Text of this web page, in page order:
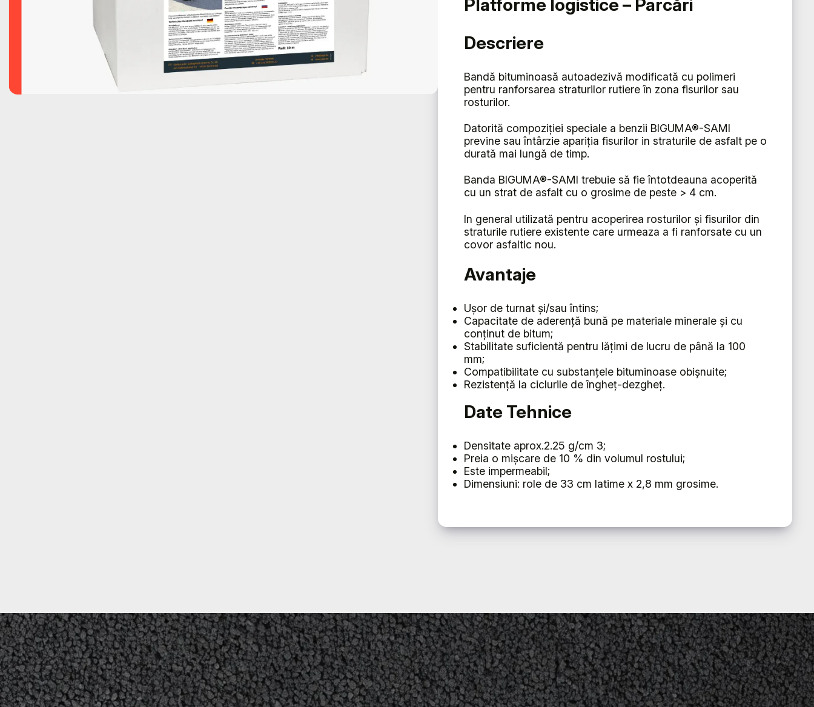
Platforme logistice – Parcări
Descriere
Bandă bituminoasă autoadezivă modificată cu polimeri
pentru ranforsarea straturilor rutiere în zona fisurilor sau
rosturilor.
Datorită compoziției speciale a benzii BIGUMA®-SAMI
previne sau întârzie apariția fisurilor in straturile de asfalt pe o
durată mai lungă de timp.
Banda BIGUMA®-SAMI trebuie să fie întotdeauna acoperită
cu un strat de asfalt cu o grosime de peste > 4 cm.
In general utilizată pentru acoperirea rosturilor și fisurilor din
straturile rutiere existente care urmeaza a fi ranforsate cu un
covor asfaltic nou.
Avantaje
Ușor de turnat și/sau întins;
Capacitate de aderență bună pe materiale minerale și cu
conținut de bitum;
Stabilitate suficientă pentru lățimi de lucru de până la 100
mm;
Compatibilitate cu substanțele bituminoase obișnuite;
Rezistență la ciclurile de îngheț-dezgheț.
Date Tehnice
Densitate aprox.2.25 g/cm 3;
Preia o mișcare de 10 % din volumul rostului;
Este impermeabil;
Dimensiuni: role de 33 cm latime x 2,8 mm grosime.